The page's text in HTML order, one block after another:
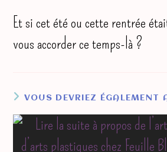
Et si cet été ou cette rentrée
vous accorder ce temps-là ?
VOUS DEVRIEZ ÉGALEMENT